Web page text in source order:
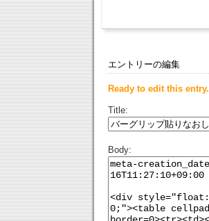
エントリーの編集
Ready to edit this entry.
Title:
Body: